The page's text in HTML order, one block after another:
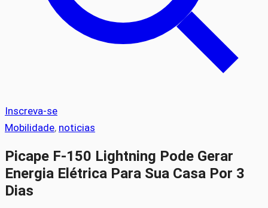
Inscreva-se
Mobilidade, noticias
Picape F-150 Lightning Pode Gerar
Energia Elétrica Para Sua Casa Por 3
Dias